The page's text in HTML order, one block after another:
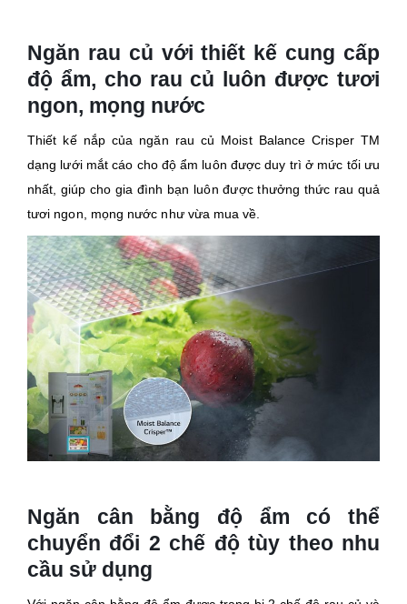
Ngăn rau củ với thiết kế cung cấp
độ ẩm, cho rau củ luôn được tươi
ngon, mọng nước
Thiết kế nắp của ngăn rau củ Moist Balance Crisper TM
dạng lưới mắt cáo cho độ ẩm luôn được duy trì ở mức tối ưu
nhất, giúp cho gia đình bạn luôn được thưởng thức rau quả
tươi ngon, mọng nước như vừa mua về.
Ngăn cân bằng độ ẩm có thể
chuyển đổi 2 chế độ tùy theo nhu
cầu sử dụng